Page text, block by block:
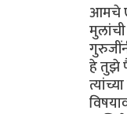
आमचे
हे तुझे